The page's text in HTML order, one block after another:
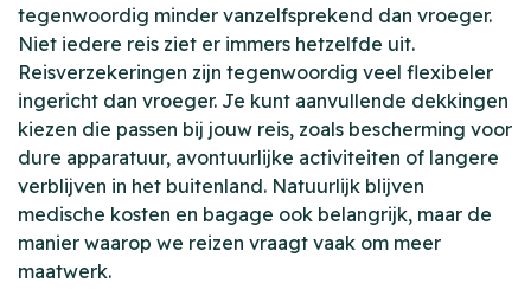
tegenwoordig minder vanzelfsprekend dan vroeger.
Niet iedere reis ziet er immers hetzelfde uit.
Reisverzekeringen zijn tegenwoordig veel flexibeler
ingericht dan vroeger. Je kunt aanvullende dekkingen
kiezen die passen bij jouw reis, zoals bescherming voor
dure apparatuur, avontuurlijke activiteiten of langere
verblijven in het buitenland. Natuurlijk blijven
medische kosten en bagage ook belangrijk, maar de
manier waarop we reizen vraagt vaak om meer
maatwerk.